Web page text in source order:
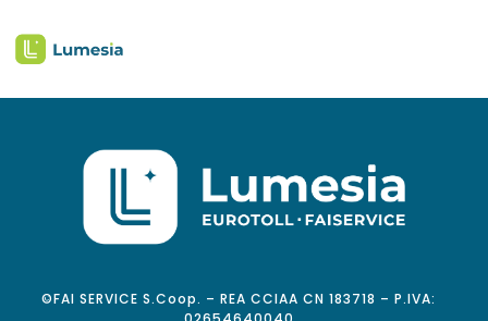
©FAI SERVICE S.Coop. – REA CCIAA CN 183718 – P.IVA: